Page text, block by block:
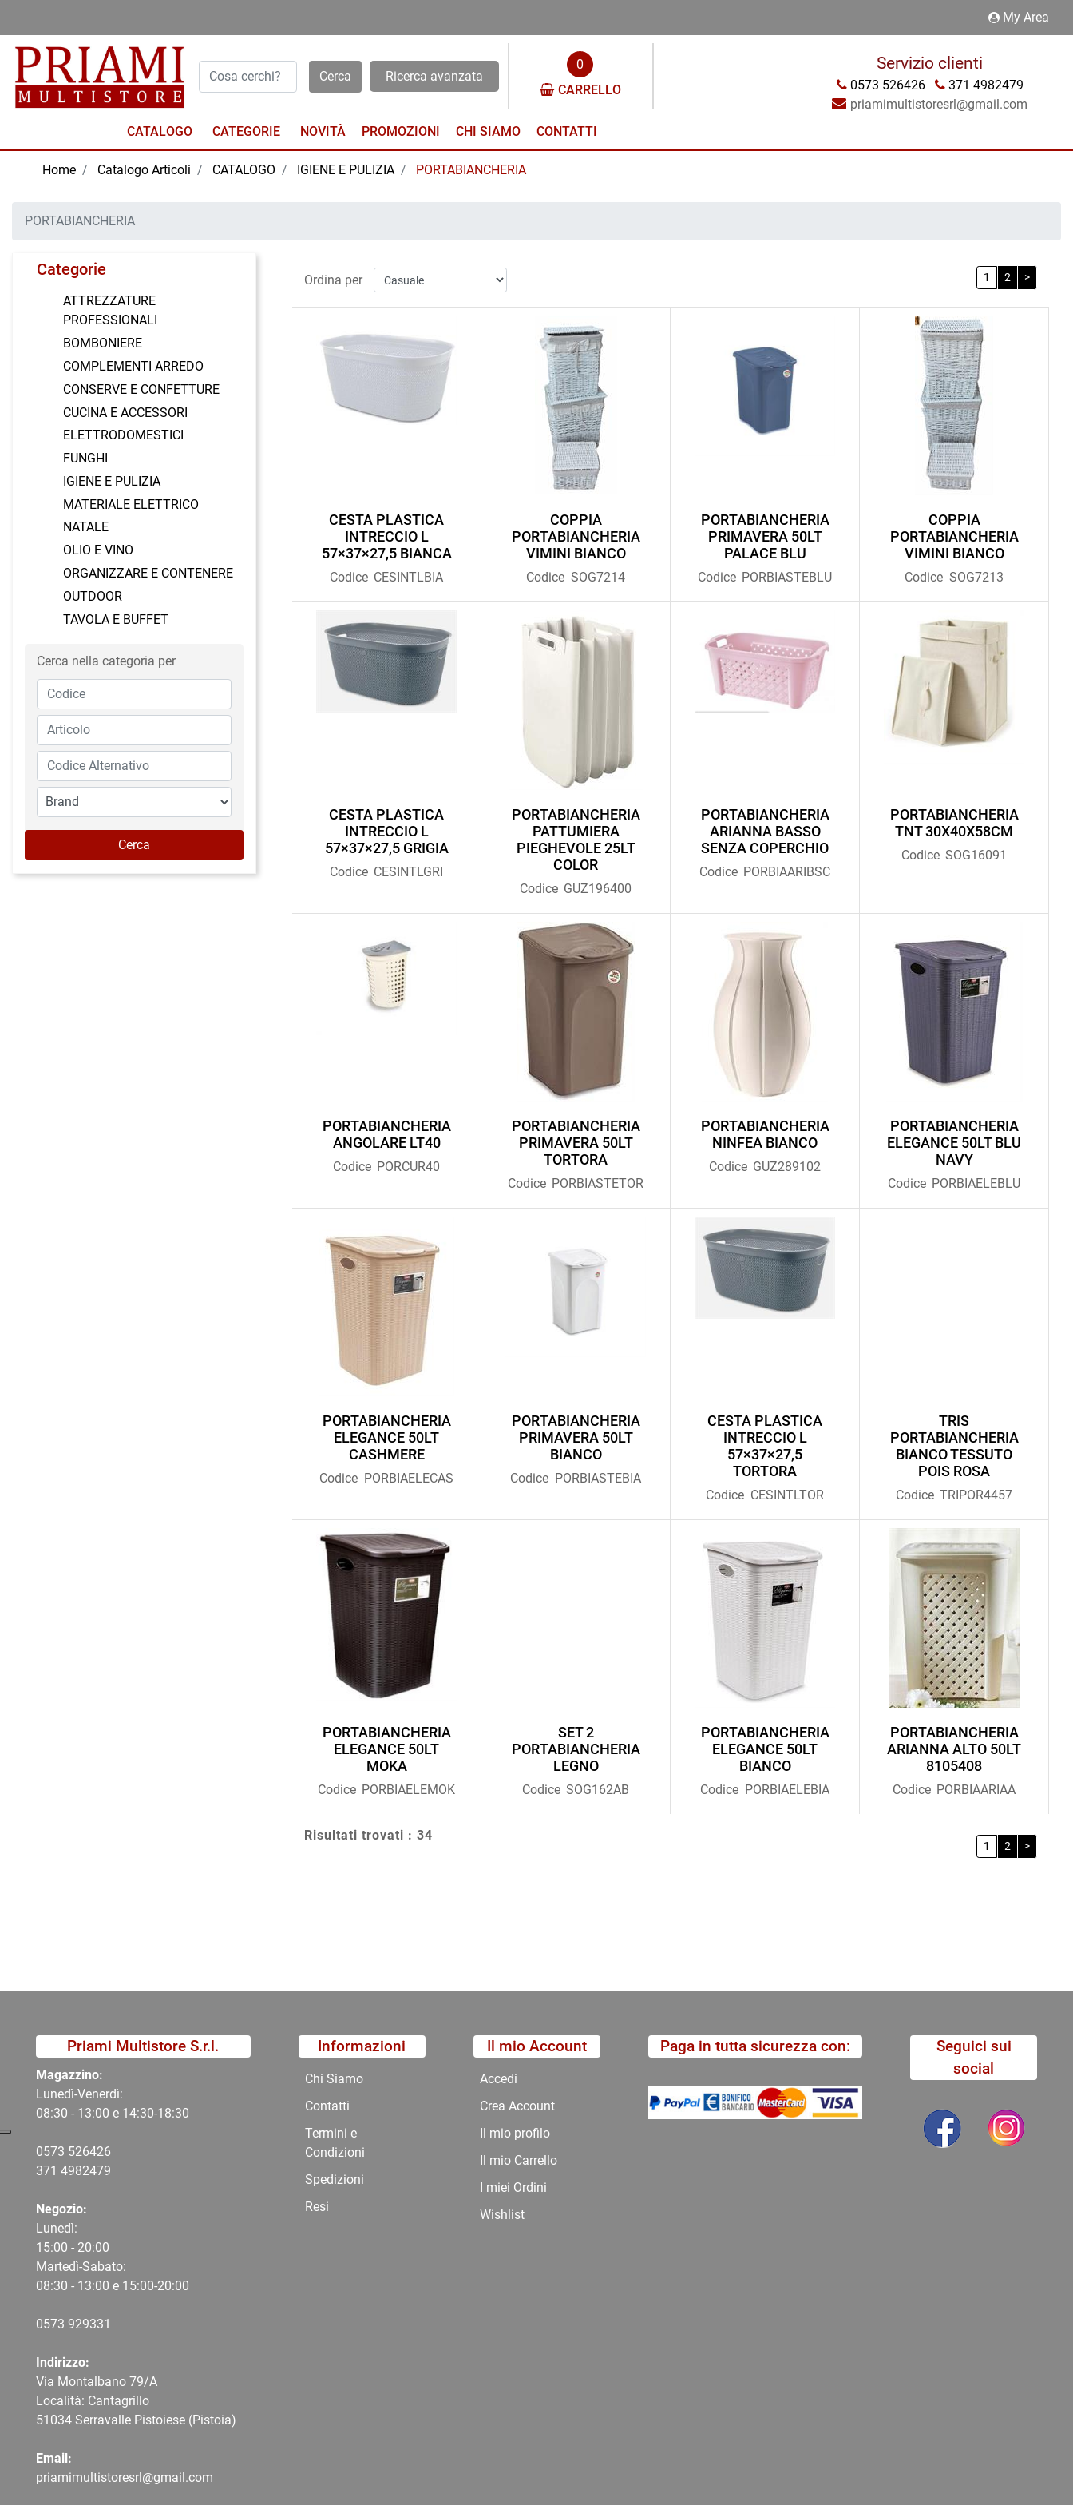
My Area
Ricerca avanzata
0
CARRELLO
Servizio clienti
0573 526426
371 4982479
priamimultistoresrl@gmail.com
CATALOGO
Open menu
NOVITÀ PROMOZIONI CHI SIAMO CONTATTI
Home Catalogo Articoli CATALOGO IGIENE E PULIZIA PORTABIANCHERIA
PORTABIANCHERIA
Categorie
ATTREZZATURE
PROFESSIONALI
BOMBONIERE
COMPLEMENTI ARREDO
CONSERVE E CONFETTURE
CUCINA E ACCESSORI
ELETTRODOMESTICI
FUNGHI
IGIENE E PULIZIA
MATERIALE ELETTRICO
NATALE
OLIO E VINO
ORGANIZZARE E CONTENERE
OUTDOOR
TAVOLA E BUFFET
Cerca nella categoria per
Ordina per 1 2 >
CESTA PLASTICA
INTRECCIO L
57×37×27,5 BIANCA
Codice CESINTLBIA
COPPIA
PORTABIANCHERIA
VIMINI BIANCO
Codice SOG7214
PORTABIANCHERIA
PRIMAVERA 50LT
PALACE BLU
Codice PORBIASTEBLU
COPPIA
PORTABIANCHERIA
VIMINI BIANCO
Codice SOG7213
CESTA PLASTICA
INTRECCIO L
57×37×27,5 GRIGIA
Codice CESINTLGRI
PORTABIANCHERIA
PATTUMIERA
PIEGHEVOLE 25LT
COLOR
Codice GUZ196400
PORTABIANCHERIA
ARIANNA BASSO
SENZA COPERCHIO
Codice PORBIAARIBSC
PORTABIANCHERIA
TNT 30X40X58CM
Codice SOG16091
PORTABIANCHERIA
ANGOLARE LT40
Codice PORCUR40
PORTABIANCHERIA
PRIMAVERA 50LT
TORTORA
Codice PORBIASTETOR
PORTABIANCHERIA
NINFEA BIANCO
Codice GUZ289102
PORTABIANCHERIA
ELEGANCE 50LT BLU
NAVY
Codice PORBIAELEBLU
PORTABIANCHERIA
ELEGANCE 50LT
CASHMERE
Codice PORBIAELECAS
PORTABIANCHERIA
PRIMAVERA 50LT
BIANCO
Codice PORBIASTEBIA
CESTA PLASTICA
INTRECCIO L
57×37×27,5
TORTORA
Codice CESINTLTOR
TRIS
PORTABIANCHERIA
BIANCO TESSUTO
POIS ROSA
Codice TRIPOR4457
PORTABIANCHERIA
ELEGANCE 50LT
MOKA
Codice PORBIAELEMOK
SET 2
PORTABIANCHERIA
LEGNO
Codice SOG162AB
PORTABIANCHERIA
ELEGANCE 50LT
BIANCO
Codice PORBIAELEBIA
PORTABIANCHERIA
ARIANNA ALTO 50LT
8105408
Codice PORBIAARIAA
Risultati trovati : 34
1 2 >
Priami Multistore S.r.l.
Magazzino:
Lunedì-Venerdì:
08:30 - 13:00 e 14:30-18:30
0573 526426
371 4982479
Negozio:
Lunedì:
15:00 - 20:00
Martedì-Sabato:
08:30 - 13:00 e 15:00-20:00
0573 929331
Indirizzo:
Via Montalbano 79/A
Località: Cantagrillo
51034 Serravalle Pistoiese (Pistoia)
Email:
priamimultistoresrl@gmail.com
Informazioni
Chi Siamo
Contatti
Termini e
Condizioni
Spedizioni
Resi
Il mio Account
Accedi
Crea Account
Il mio profilo
Il mio Carrello
I miei Ordini
Wishlist
Paga in tutta sicurezza con:
Seguici sui
social